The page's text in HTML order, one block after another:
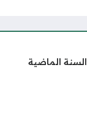
السنة الماضية